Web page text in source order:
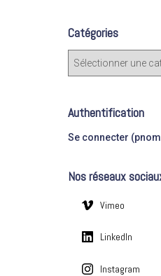
r
c
Catégories
C
g
o
e
Authentification
Se connecter
Nos réseaux
Vimeo
LinkedIn
Instagram